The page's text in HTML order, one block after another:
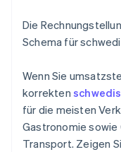
Die
Schema für
Wenn Sie
korrekten
für die meisten
Gastronomie sowie
Transport. Zeigen